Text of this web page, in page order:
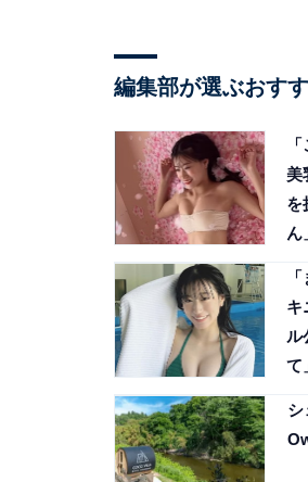
編集部が選ぶおす
美
を
ん
キ
ル
て
シ